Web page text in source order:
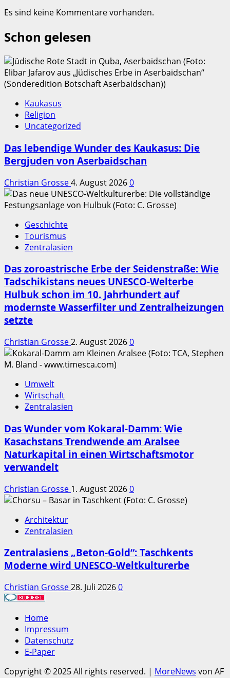
Es sind keine Kommentare vorhanden.
Schon gelesen
Kaukasus
Religion
Uncategorized
Das lebendige Wunder des Kaukasus: Die
Bergjuden von Aserbaidschan
Christian Grosse4. August 20260
Geschichte
Tourismus
Zentralasien
Das zoroastrische Erbe der Seidenstraße: Wie
Tadschikistans neues UNESCO-Welterbe
Hulbuk schon im 10. Jahrhundert auf
modernste Wasserfilter und Zentralheizungen
setzte
Christian Grosse2. August 20260
Umwelt
Wirtschaft
Zentralasien
Das Wunder vom Kokaral-Damm: Wie
Kasachstans Trendwende am Aralsee
Naturkapital in einen Wirtschaftsmotor
verwandelt
Christian Grosse 1. August 20260
Architektur
Zentralasien
Zentralasiens „Beton-Gold“: Taschkents
Moderne wird UNESCO-Weltkulturerbe
Christian Grosse28. Juli 20260
Home
Impressum
Datenschutz
E-Paper
Copyright © 2025 All rights reserved. | MoreNews von AF